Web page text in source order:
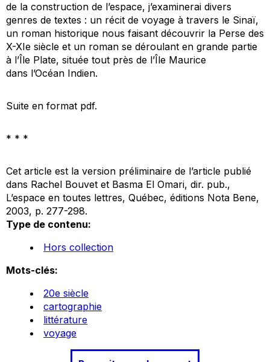
de la construction de l’espace, j’examinerai divers
genres de textes : un récit de voyage à travers le Sinaï,
un roman historique nous faisant découvrir la Perse des
X-XIe siècle et un roman se déroulant en grande partie
à l’Île Plate, située tout près de l’Île Maurice
dans l’Océan Indien.
Suite en format pdf.
* * *
Cet article est la version préliminaire de l’article publié
dans Rachel Bouvet et Basma El Omari, dir. pub.,
L’espace en toutes lettres, Québec, éditions Nota Bene,
2003, p. 277-298.
Type de contenu:
Hors collection
Mots-clés:
20e siècle
cartographie
littérature
voyage